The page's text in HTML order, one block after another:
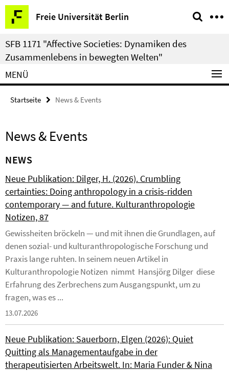
Springe
direkt
zu
Inhalt
Freie Universität Berlin
Service-
Navigation
SFB 1171 "Affective Societies: Dynamiken des
Zusammenlebens in bewegten Welten"
MENÜ
Startseite News & Events
News & Events
NEWS
Neue Publikation: Dilger, H. (2026). Crumbling
certainties: Doing anthropology in a crisis-ridden
contemporary — and future. Kulturanthropologie
Notizen, 87
Gewissheiten bröckeln — und mit ihnen die Grundlagen, auf
denen sozial- und kulturanthropologische Forschung und
Praxis lange ruhten. In seinem neuen Artikel in
Kulturanthropologie Notizen nimmt Hansjörg Dilger diese
Erfahrung des Zerbrechens zum Ausgangspunkt, um zu
fragen, was es ...
13.07.2026
Neue Publikation: Sauerborn, Elgen (2026): Quiet
Quitting als Managementaufgabe in der
therapeutisierten Arbeitswelt. In: Maria Funder & Nina